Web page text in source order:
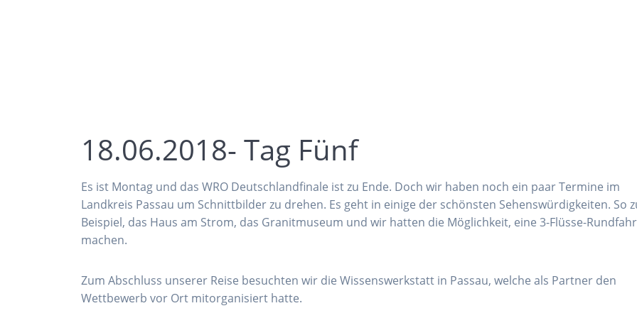
18.06.2018- Tag Fünf
Es ist Montag und das WRO Deutschlandfinale ist zu Ende. Doch wir haben noch ein paar Termine im
Landkreis Passau um Schnittbilder zu drehen. Es geht in einige der schönsten Sehenswürdigkeiten. So
Beispiel, das Haus am Strom, das Granitmuseum und wir hatten die Möglichkeit, eine 3-Flüsse-
machen.
Zum Abschluss unserer Reise besuchten wir die Wissenswerkstatt in Passau, welche als Partner den
Wettbewerb vor Ort mitorganisiert hatte.